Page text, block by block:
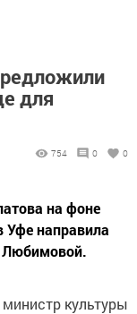
для
754 0 0
на фоне
Уфе направила
Любимовой.
культуры